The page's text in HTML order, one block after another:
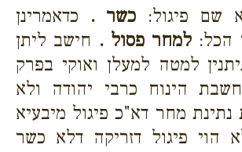
שם פיגול: כשר . כדאמרינן
הכל: למחר פסול . חישב ליתן
למטה למעלן ואוקי בפרק
הינוח כרבי יהודה ולא
מחר דא"כ פיגול מיבעיא
הוי פיגול דזריקה דלא כשר